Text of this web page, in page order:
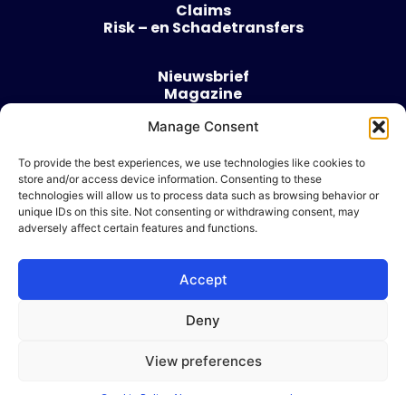
Manage Consent
To provide the best experiences, we use technologies like cookies to
store and/or access device information. Consenting to these
technologies will allow us to process data such as browsing behavior or
unique IDs on this site. Not consenting or withdrawing consent, may
adversely affect certain features and functions.
Accept
Deny
View preferences
Claims
Risk – en Schadetransfers
Nieuwsbrief
Magazine
Over
Algemene voorwaarden
Cookie beleid
Ik wil adverteren
© 2026 Risk & Business
| Design & Development door